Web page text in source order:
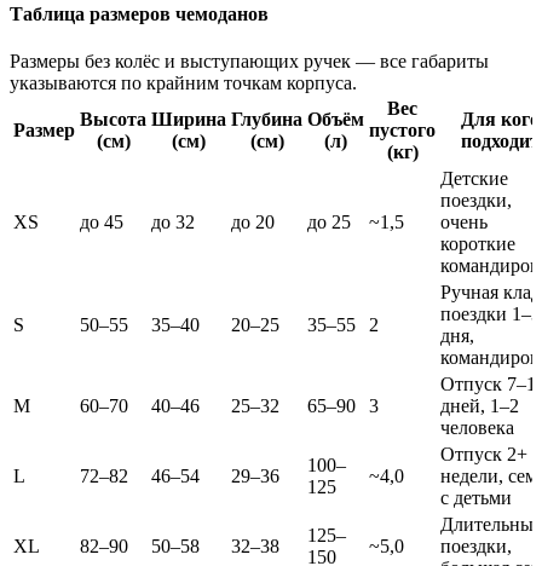
Таблица размеров чемоданов
Размеры без колёс и выступающих ручек — все габариты
указываются по крайним точкам корпуса.
Размер
Высота
(см)
Ширина
(см)
Глубина
(см)
Объём
(л)
Вес
пустого
(кг)
Для кого
подходит
XS до 45 до 32 до 20 до 25 ~1,5
Детские
поездки,
очень
короткие
S 50–55 35–40 20–25 35–55 2
Ручная
поездки 1–3
дня,
M 60–70 40–46 25–32 65–90 3
Отпуск
дней, 1–2
человека
L 72–82 46–54 29–36
100–
125
~4,0
Отпуск 2+
недели,
с детьми
XL 82–90 50–58 32–38
125–
150
~5,0
Длительные
поездки,